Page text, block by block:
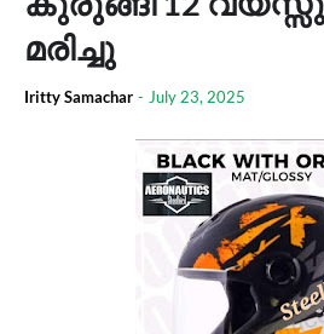
മരിച്ചു
Iritty Samachar - July 23, 2025